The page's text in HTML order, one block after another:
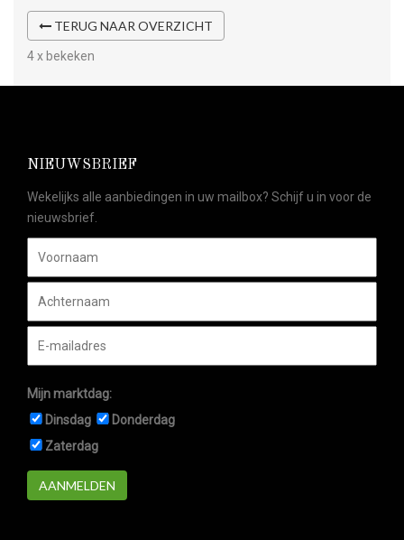
TERUG NAAR OVERZICHT
4 x bekeken
NIEUWSBRIEF
Wekelijks alle aanbiedingen in uw mailbox? Schijf u in voor de
nieuwsbrief.
Mijn marktdag:
Dinsdag
Donderdag
Zaterdag
AANMELDEN